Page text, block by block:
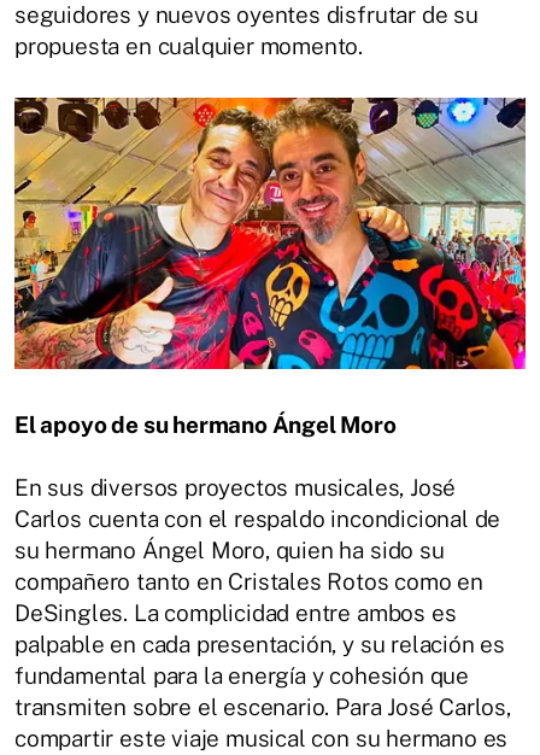
seguidores y nuevos oyentes disfrutar de su
propuesta en cualquier momento.
El apoyo de su hermano Ángel Moro
En sus diversos proyectos musicales, José
Carlos cuenta con el respaldo incondicional de
su hermano Ángel Moro, quien ha sido su
compañero tanto en Cristales Rotos como en
DeSingles. La complicidad entre ambos es
palpable en cada presentación, y su relación es
fundamental para la energía y cohesión que
transmiten sobre el escenario. Para José Carlos,
compartir este viaje musical con su hermano es